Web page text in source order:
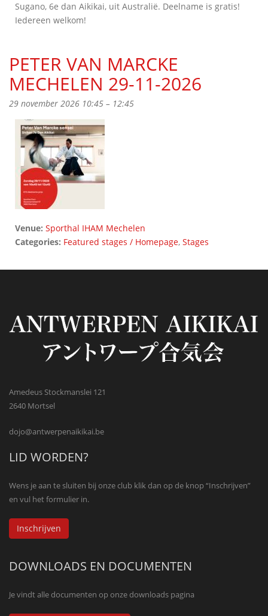
Sugano, 6e dan Aikikai, uit Australië. Deelname is gratis!
Iedereen welkom!
PETER VAN MARCKE
MECHELEN 29-11-2026
29 november 2026 10:45 – 12:45
Venue: Sporthal IHAM Mechelen
Categories: Featured stages / Homepage, Stages
Amedeus Stockmanslei 121
2640 Mortsel
dojo@antwerpenaikikai.be
LID WORDEN?
Wens je aan te sluiten bij onze club klik dan op de knop “Inschrijven”
en vul het formulier in.
Inschrijven
DOWNLOADS EN DOCUMENTEN
Je vindt alle documenten op onze downloads pagina